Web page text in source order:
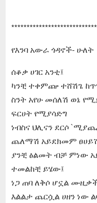
የእንባ አውራ ጎዳኖች- ሁለት
ሰቆቃ ሀገር አንቲ፤
ካንቺ ተቀምጬ ተሸሽጌ
ስንት አየሁ መሰለሽ ወኔ
ፍርሀት የሚያሳድግ
ነብስና ህሊናን ደርሶ
ጨለማሽ አይደክመም
ያንቺ ፅልመት ብቻ ምነው
ተመልከቺ ይሄው፤
ነጋ ጠባ ለቅሶ ሆኗል
እልልታ ጨርሷል ሀዘን ነው